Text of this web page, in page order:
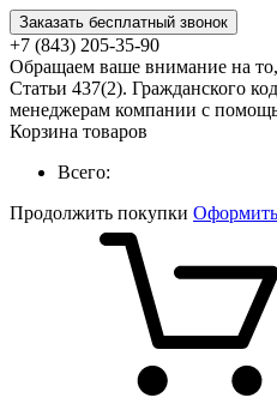
Заказать бесплатный звонок
+7 (843) 205-35-90
Обращаем ваше внимание на
Статьи 437(2). Гражданского
менеджерам компании с
Корзина товаров
Всего:
Продолжить покупки Оформить